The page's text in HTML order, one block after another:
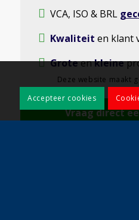
VCA, ISO & BRL
Kwaliteit en klant
Groteenkleine
Vraag direct
Deze website maakt
Accepteer cookies